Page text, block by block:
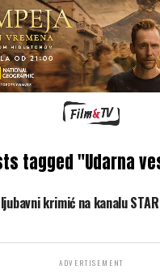
tagged "Udarna
ljubavni krimić na kanalu STAR
ADVERTISEMENT